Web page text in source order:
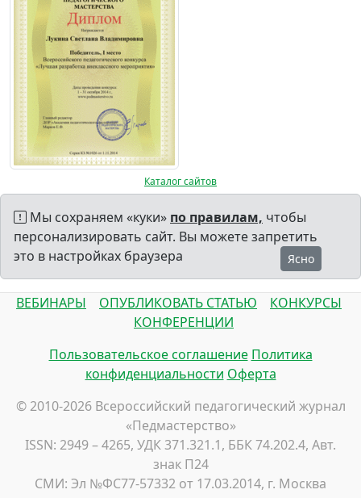
Каталог сайтов
Мы сохраняем «куки» по правилам, чтобы
персонализировать сайт. Вы можете запретить
это в настройках браузера
Ясно
ВЕБИНАРЫ ОПУБЛИКОВАТЬ СТАТЬЮ
КОНКУРСЫ
КОНФЕРЕНЦИИ
Пользовательское соглашение Политика
конфиденциальности Оферта
© 2010-2026 Всероссийский педагогический журнал
«Педмастерство»
ISSN: 2949 – 4265, УДК 371.321.1, ББК 74.202.4, Авт.
знак П24
СМИ: Эл №ФС77-57332 от 17.03.2014, г. Москва